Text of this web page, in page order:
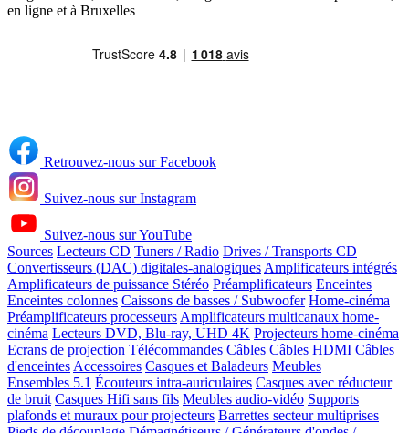
en ligne et à Bruxelles
Retrouvez-nous sur Facebook
Suivez-nous sur Instagram
Suivez-nous sur YouTube
Sources Lecteurs CD Tuners / Radio Drives / Transports CD
Convertisseurs (DAC) digitales-analogiques Amplificateurs intégrés
Amplificateurs de puissance Stéréo Préamplificateurs Enceintes
Enceintes colonnes Caissons de basses / Subwoofer Home-cinéma
Préamplificateurs processeurs Amplificateurs multicanaux home-
cinéma Lecteurs DVD, Blu-ray, UHD 4K Projecteurs home-cinéma
Ecrans de projection Télécommandes Câbles Câbles HDMI Câbles
d'enceintes Accessoires Casques et Baladeurs Meubles
Ensembles 5.1 Écouteurs intra-auriculaires Casques avec réducteur
de bruit Casques Hifi sans fils Meubles audio-vidéo Supports
plafonds et muraux pour projecteurs Barrettes secteur multiprises